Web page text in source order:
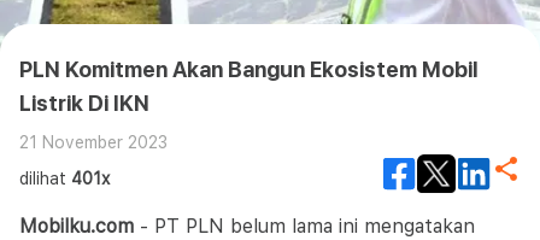
PLN Komitmen Akan Bangun Ekosistem Mobil
Listrik Di IKN
21 November 2023
dilihat 401x
Mobilku.com - PT PLN belum lama ini mengatakan